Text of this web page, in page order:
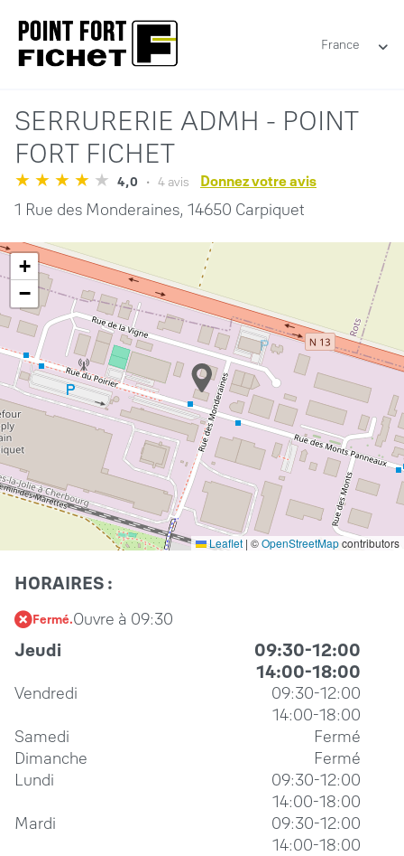
France
SERRURERIE ADMH - POINT
FORT FICHET
4,0 4 avis Donnez votre avis
1 Rue des Monderaines, 14650 Carpiquet
+
−
Leaflet | ©OpenStreetMapcontributors
HORAIRES :
Fermé.Ouvre à 09:30
Jeudi
09:30-12:00
14:00-18:00
Vendredi
09:30-12:00
14:00-18:00
Samedi
Fermé
Dimanche
Fermé
Lundi
09:30-12:00
14:00-18:00
Mardi
09:30-12:00
14:00-18:00